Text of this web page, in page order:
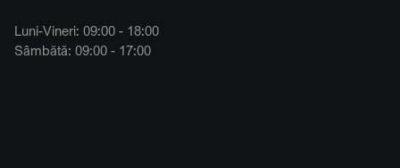
Luni-Vineri: 09:00 - 18:00
Sâmbătă: 09:00 - 17:00